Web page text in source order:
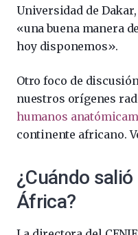
Universidad de Dakar,
«una buena manera
hoy disponemos».
Otro foco de
nuestros orígenes
humanos
continente africano.
¿Cuándo salió
África?